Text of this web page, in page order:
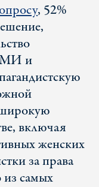
, 52%
и
включая
женских
за права
самых